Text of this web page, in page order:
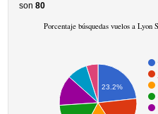
son80
Porcentaje búsquedas vuelos a Lyon
23.2%